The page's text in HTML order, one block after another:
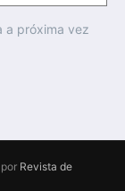
a próxima vez
Revista de